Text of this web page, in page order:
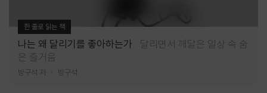
한 줄로 읽는 책
나는 왜 달리기를 좋아하는가
달리면서 깨달은 일상 속 숨
은 즐거움
방구석 저 방구석